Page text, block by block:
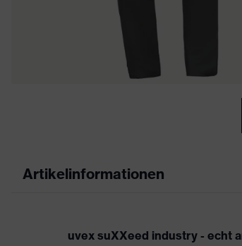
Artikelinformationen
uvex suXXeed industry - echt